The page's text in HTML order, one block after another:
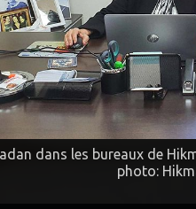
dans les bureaux de
photo: